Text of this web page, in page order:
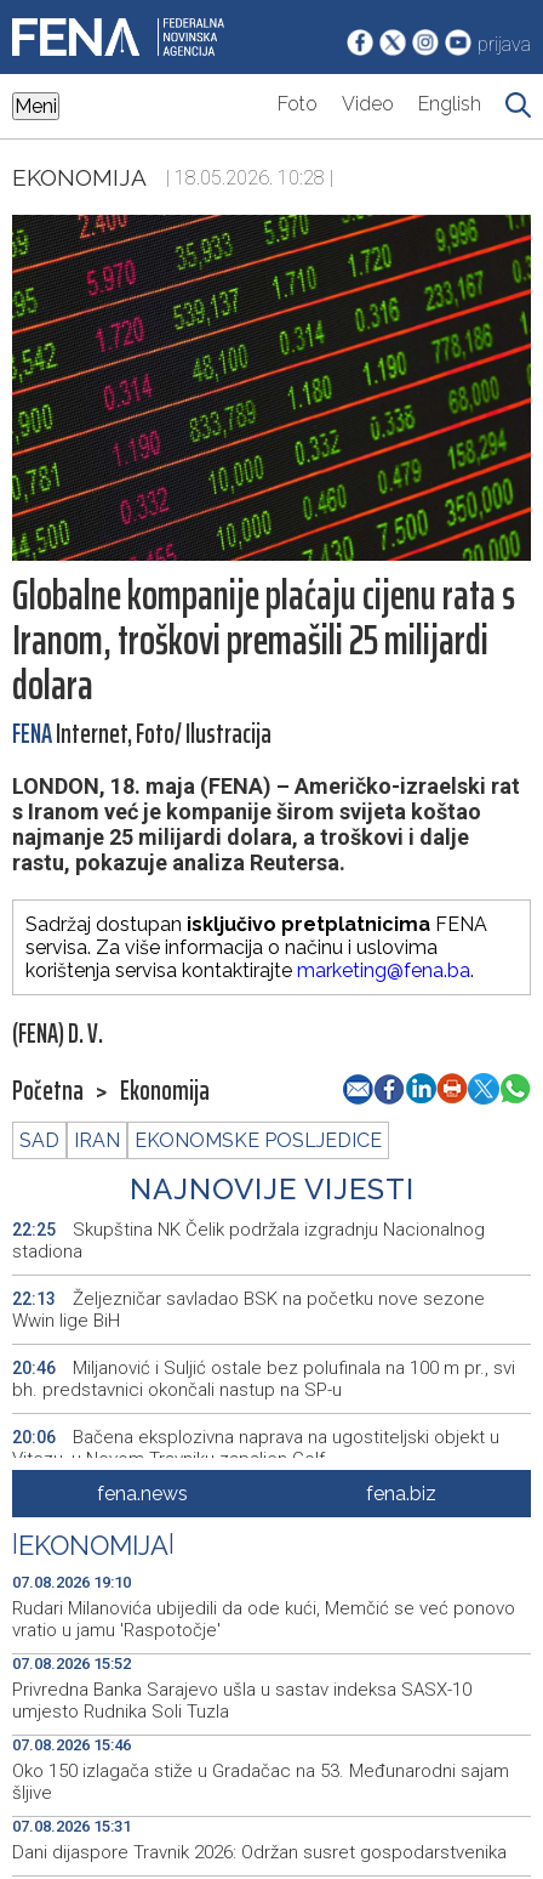
prijava
Meni Foto Video English
EKONOMIJA | 18.05.2026. 10:28 |
Globalne kompanije plaćaju cijenu rata s
Iranom, troškovi premašili 25 milijardi
dolara
FENAInternet, Foto/ Ilustracija
LONDON, 18. maja (FENA) – Američko-izraelski rat
s Iranom već je kompanije širom svijeta koštao
najmanje 25 milijardi dolara, a troškovi i dalje
rastu, pokazuje analiza Reutersa.
Sadržaj dostupan isključivo pretplatnicima FENA
servisa. Za više informacija o načinu i uslovima
korištenja servisa kontaktirajte marketing@fena.ba.
(FENA) D. V.
Početna > Ekonomija
SAD IRAN EKONOMSKE POSLJEDICE
NAJNOVIJE VIJESTI
22:25
Skupština NK Čelik podržala izgradnju Nacionalnog
stadiona
22:13
Željezničar savladao BSK na početku nove sezone
Wwin lige BiH
20:46
Miljanović i Suljić ostale bez polufinala na 100 m pr., svi
bh. predstavnici okončali nastup na SP-u
20:06
Bačena eksplozivna naprava na ugostiteljski objekt u
Vitezu, u Novom Travniku zapaljen Golf
Galerija ULUPUBiH otvara novu izlagačku sezonu,
predstavlja novi izlagački program
19:44 Faris Dževahirić novi nogometaš Veleža
19:21 Announcement of events for Saturday, 8 August 2026
19:10
Rudari Milanovića ubijedili da ode kući, Memčić se već
ponovo vratio u jamu 'Raspotočje'
19:03
Sarajevo Film Festival presents Kinoscope and
Kinoscope Surreal programs
19:00
fena.news fena.biz
EKONOMIJA
07.08.2026 19:10
Rudari Milanovića ubijedili da ode kući, Memčić se već ponovo
vratio u jamu 'Raspotočje'
07.08.2026 15:52
Privredna Banka Sarajevo ušla u sastav indeksa SASX-10
umjesto Rudnika Soli Tuzla
07.08.2026 15:46
Oko 150 izlagača stiže u Gradačac na 53. Međunarodni sajam
šljive
07.08.2026 15:31
Dani dijaspore Travnik 2026: Održan susret gospodarstvenika